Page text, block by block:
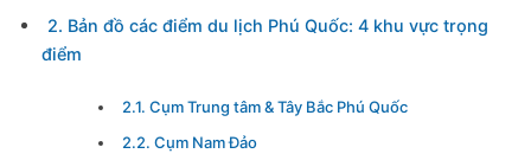
2. Bản đồ các điểm du lịch Phú Quốc: 4 khu vực trọng
điểm
2.1. Cụm Trung tâm & Tây Bắc Phú Quốc
2.2. Cụm Nam Đảo